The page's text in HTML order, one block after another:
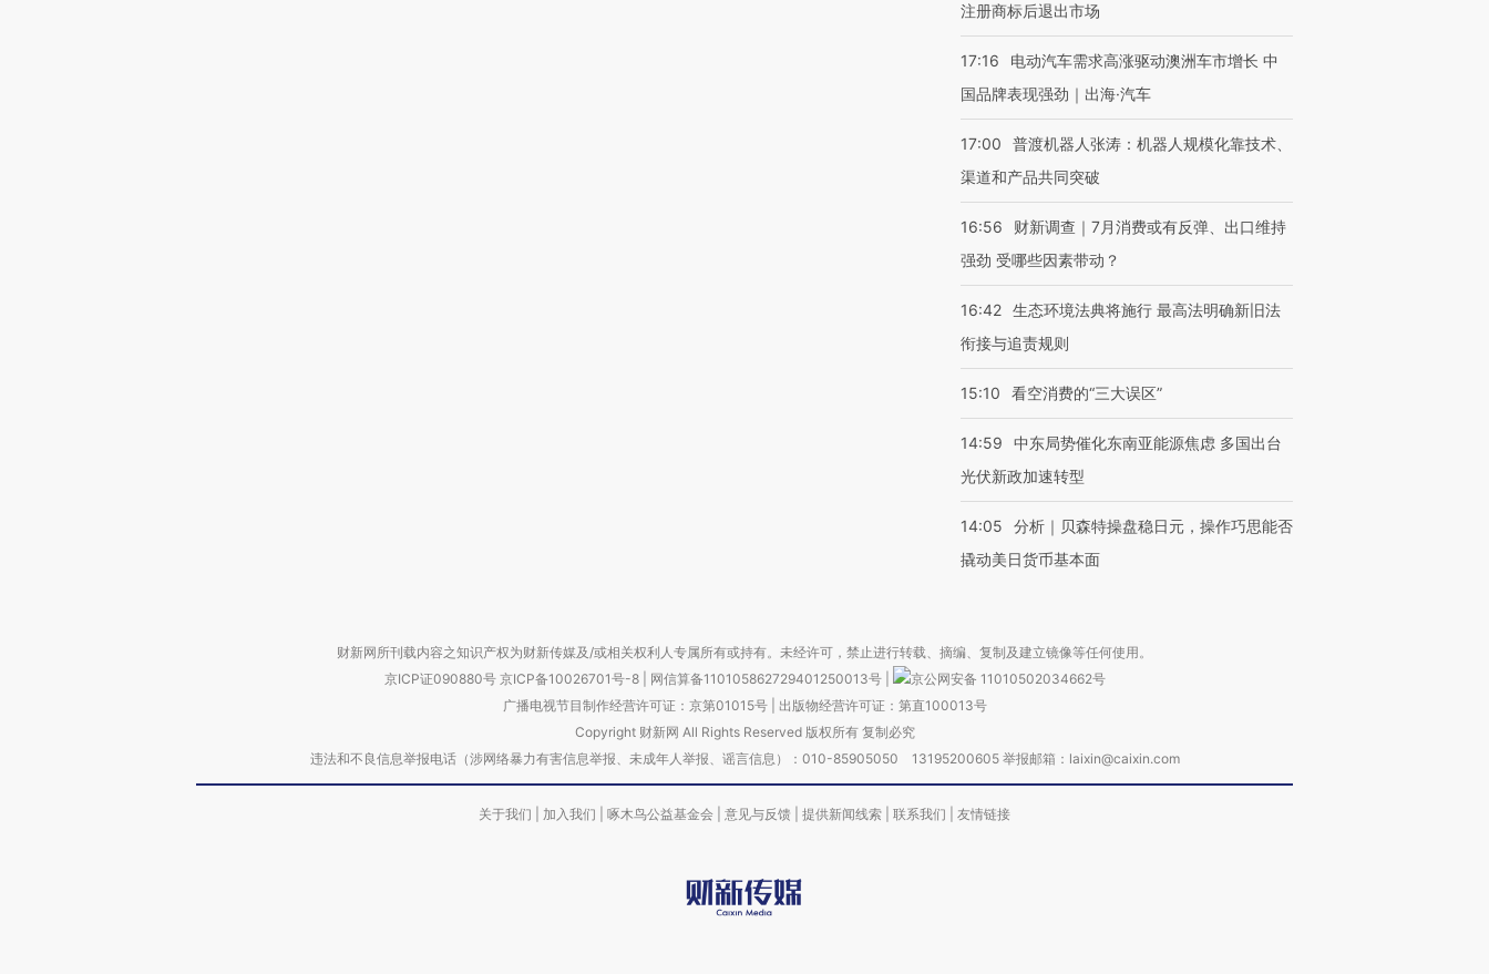
注册商标后退出市场
17:16
电动汽车需求高涨驱动澳洲车市增长 中
国品牌表现强劲｜出海·汽车
17:00
普渡机器人张涛：机器人规模化靠技术、
渠道和产品共同突破
16:56
财新调查｜7月消费或有反弹、出口维持
强劲 受哪些因素带动？
16:42 生态环境法典将施行 最高法明确新旧法
衔接与追责规则
15:10 看空消费的“三大误区”
14:59
中东局势催化东南亚能源焦虑 多国出台
光伏新政加速转型
14:05
分析｜贝森特操盘稳日元，操作巧思能否
撬动美日货币基本面
财新网所刊载内容之知识产权为财新传媒及/或相关权利人专属所有或持有。未经许可，禁止进行转载、摘编、复制及建立镜像等任何使用。
京ICP证090880号 京ICP备10026701号-8 网信算备110105862729401250013号
京公网安备 11010502034662号
广播电视节目制作经营许可证：京第01015号| 出版物经营许可证：第直100013号
Copyright 财新网 All Rights Reserved 版权所有 复制必究
违法和不良信息举报电话（涉网络暴力有害信息举报、未成年人举报、谣言信息）：010-85905050 13195200605 举报邮箱：laixin@caixin.com
关于我们 加入我们 啄木鸟公益基金会 意见与反馈 提供新闻线索 联系我们 友情链接